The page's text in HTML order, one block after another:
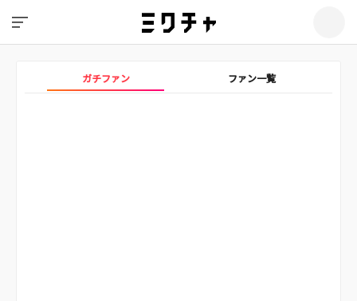
ガチファン ファン一覧